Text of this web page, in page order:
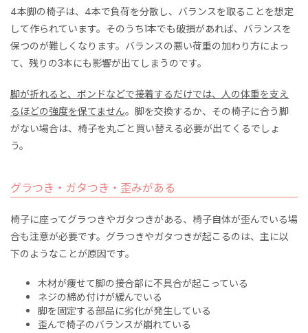
4本脚の椅子は、4本で負荷を分散し、バランスを取ることを想定
して作られています。そのうち1本でも破損があれば、バランスを
保つのが難しくなります。バランスの悪い荷重の加わり方によっ
て、残りの3本にも影響が出てしまうのです。
脚が折れると、ボンドなどで接着するだけでは、人の体重を支え
るほどの強度を保てません。脚を交換するか、その椅子に合う脚
がない場合は、椅子を丸ごと買い替える必要が出てくるでしょ
う。
グラつき・ガタつき・歪みがある
椅子に座ってグラつきやガタつきがある、椅子自体が歪んでいる場
合も注意が必要です。グラつきやガタつきが起こるのは、主に以
下のようなことが原因です。
木材が痩せて脚の接合部に不具合が起こっている
ネジの締め付けが緩んでいる
脚を固定する部品に劣化が発生している
歪んで椅子のバランスが崩れている